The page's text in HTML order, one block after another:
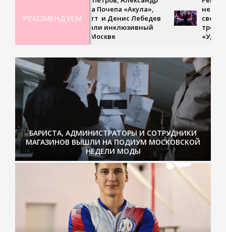
РЕКОМЕНДУЕМ
Ян, Оксана Почепа «Акула»,
Кира Смитт и Денис Лебедев
поддержали инклюзивный
турнир в Москве
третьем
БАРИСТА, АДМИНИСТРАТОРЫ И СОТРУДНИКИ
МАГАЗИНОВ ВЫШЛИ НА ПОДИУМ МОСКОВСКОЙ
НЕДЕЛИ МОДЫ